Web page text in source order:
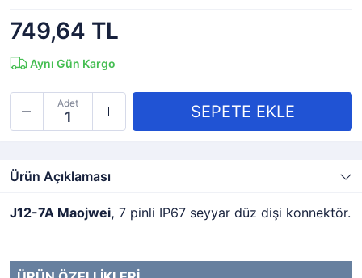
749,64 TL
Aynı Gün Kargo
Adet
Ürün Açıklaması
J12-7A Maojwei, 7 pinli IP67 seyyar düz dişi konnektör.